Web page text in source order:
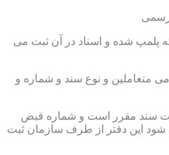
رسمی
پلمپ شده و اسناد در آن ثبت می
متعاملین و نوع سند و شماره و
ثبت سند مقرر است و شماره قبض
شود این دفتر از طرف سازمان ثبت